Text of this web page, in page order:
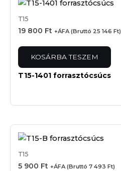
T15
19 800 Ft +ÁFA (Bruttó 25 146 Ft)
KOSÁRBA TESZEM
T15-1401 forrasztócsúcs
T15
5 900 Ft +ÁFA (Bruttó 7 493 Ft)